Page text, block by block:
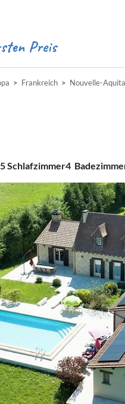
Frankreich Nouvelle-
5Schlafzimmer4